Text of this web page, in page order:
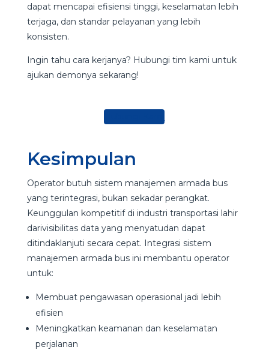
dapat mencapai efisiensi tinggi, keselamatan lebih
terjaga, dan standar pelayanan yang lebih
konsisten.
Ingin tahu cara kerjanya? Hubungi tim kami untuk
ajukan demonya sekarang!
Kesimpulan
Operator butuh sistem manajemen armada bus
yang terintegrasi, bukan sekadar perangkat.
Keunggulan kompetitif di industri transportasi lahir
darivisibilitas data yang menyatudan dapat
ditindaklanjuti secara cepat. Integrasi sistem
manajemen armada bus ini membantu operator
untuk:
Membuat pengawasan operasional jadi lebih
efisien
Meningkatkan keamanan dan keselamatan
perjalanan